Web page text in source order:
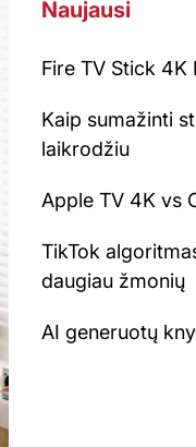
Naujausi
Fire TV Stick 4K
Kaip sumažinti
laikrodžiu
Apple TV 4K vs
TikTok
daugiau žmonių
AI generuotų